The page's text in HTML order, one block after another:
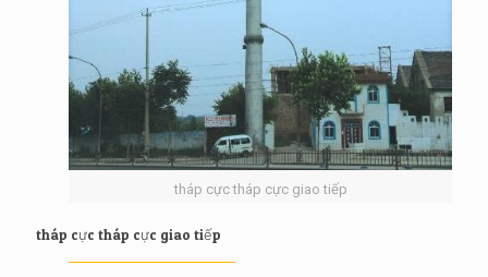
tháp cực tháp cực giao tiếp
tháp cực tháp cực giao tiếp